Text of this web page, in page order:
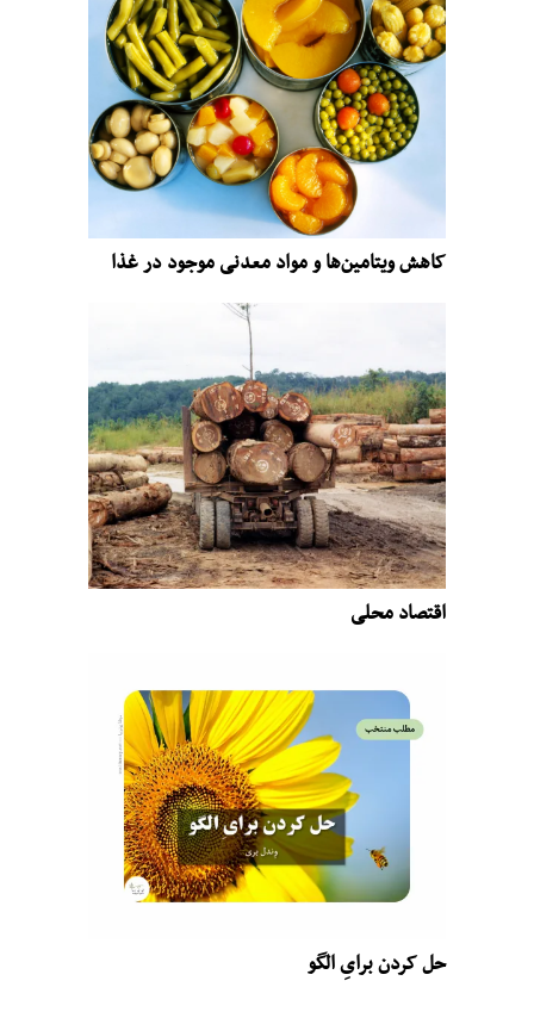
کاهش ویتامین‌ها و مواد معدنی موجود در غذا
اقتصاد محلی
حل کردن برایِ الگو